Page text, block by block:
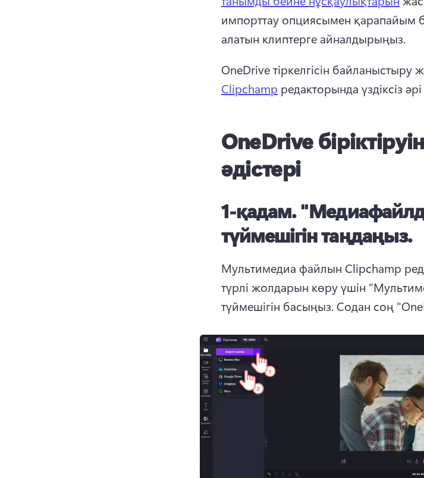
импорттау опциясымен қарапайым
алатын клиптерге айналдырыңыз.
OneDrive тіркелгісін байланыстыру
Clipchamp редакторында үздіксіз
OneDrive
әдістері
1-қадам.
түймешігін таңдаңыз.
Мультимедиа файлын Clipchamp
түрлі жолдарын көру үшін
түймешігін басыңыз. Содан соң